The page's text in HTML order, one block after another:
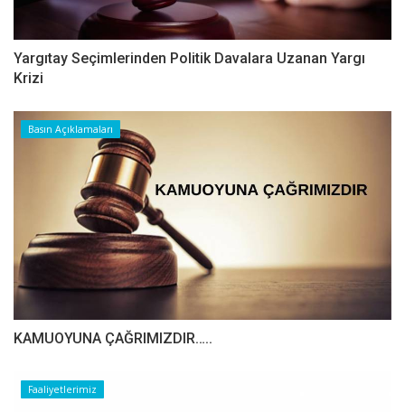
Yargıtay Seçimlerinden Politik Davalara Uzanan Yargı
Krizi
Basın Açıklamaları
​​​​​​​KAMUOYUNA ÇAĞRIMIZDIR…..
Faaliyetlerimiz